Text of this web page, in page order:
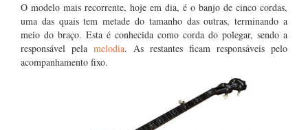
O modelo mais recorrente, hoje em dia, é o banjo de cinco cordas,
uma das quais tem metade do tamanho das outras, terminando a
meio do braço. Esta é conhecida como corda do polegar, sendo a
responsável pela melodia. As restantes ficam responsáveis pelo
acompanhamento fixo.